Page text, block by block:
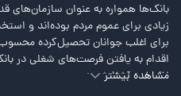
بانک‌ها همواره به عنوان سازمان‌های
زیادی برای عموم مردم بوده‌اند و
برای اغلب جوانان تحصیل‌کرده
اقدام به یافتن فرصت‌های شغلی در
نظر خود آشنا شوید.
مشاهده بیشتر